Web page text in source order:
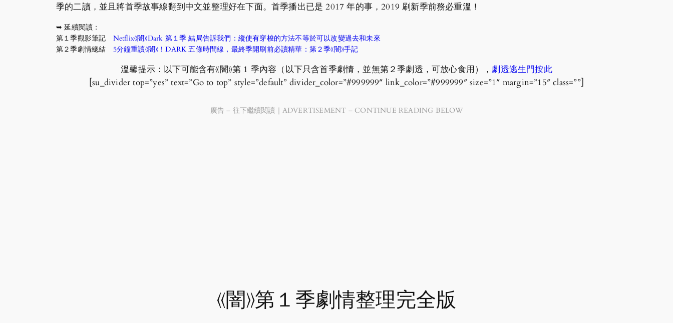
季的二讀，並且將首季故事線翻到中文並整理好在下面。首季播出已是 2017 年的事，2019 刷新季前務必重溫！
➥ 延續閱讀：
第１季觀影筆記 Netflix《闇》Dark 第１季 結局告訴我們：縱使有穿梭的方法不等於可以改變過去和未來
第２季劇情總結 5分鐘重讀《闇》！DARK 五條時間線，最終季開刷前必讀精華：第２季《闇》手記
溫馨提示：以下可能含有《闇》第 1 季內容（以下只含首季劇情，並無第２季劇透，可放心食用），劇透逃生門按此
[su_divider top=”yes” text=”Go to top” style=”default” divider_color=”#999999″ link_color=”#999999″ size=”1″ margin=”15″ class=””]
廣告 – 往下繼續閱讀｜ADVERTISEMENT – CONTINUE READING BELOW
《闇》第１季劇情整理完全版